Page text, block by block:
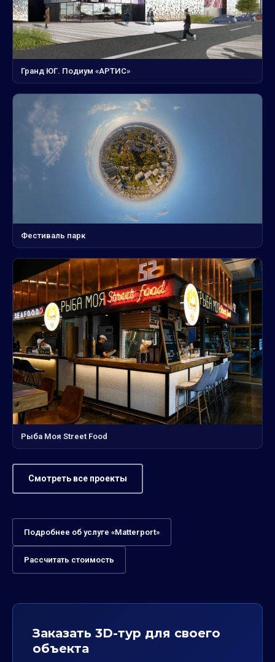
Гранд ЮГ. Подиум «АРТИС»
Фестиваль парк
Рыба Моя Street Food
Смотреть все проекты
Подробнее об услуге «Matterport»
Рассчитать стоимость
Заказать 3D-тур для своего
объекта